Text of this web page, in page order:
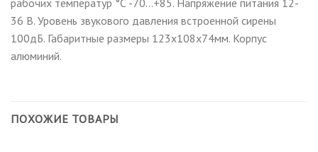
36 В. Уровень звукового давления встроенной сирены
100дБ. Габаритные размеры 123х108х74мм. Корпус
алюминий.
ПОХОЖИЕ ТОВАРЫ